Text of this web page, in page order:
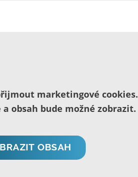
marketingové cookies.
obsah bude možné zobrazit.
OBSAH